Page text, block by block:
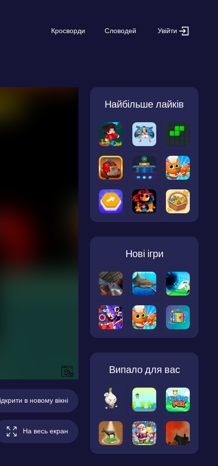
Кросворди Словодей Увійти
в новому вікні
На весь екран
Найбільше лайків
Нові ігри
Випало для вас